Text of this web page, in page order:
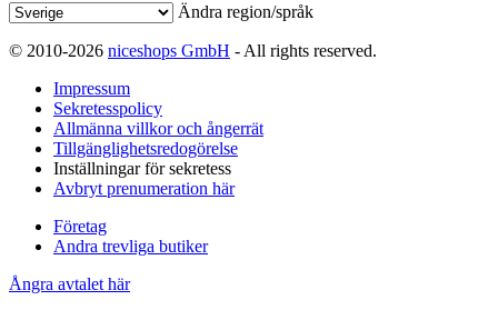
Ändra region/språk
© 2010-2026 niceshops GmbH - All rights reserved.
Impressum
Sekretesspolicy
Allmänna villkor och ångerrät
Tillgänglighetsredogörelse
Inställningar för sekretess
Avbryt prenumeration här
Företag
Andra trevliga butiker
Ångra avtalet här